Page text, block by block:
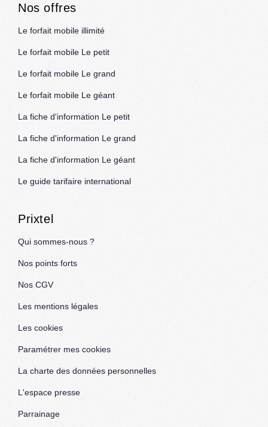
Nos offres
Le forfait mobile illimité
Le forfait mobile Le petit
Le forfait mobile Le grand
Le forfait mobile Le géant
La fiche d'information Le petit
La fiche d'information Le grand
La fiche d'information Le géant
Le guide tarifaire international
Prixtel
Qui sommes-nous ?
Nos points forts
Nos CGV
Les mentions légales
Les cookies
Paramétrer mes cookies
La charte des données personnelles
L'espace presse
Parrainage